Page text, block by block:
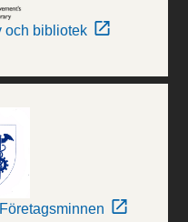
och bibliotek